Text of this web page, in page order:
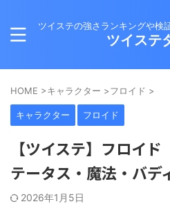
ツイステの強さランキングや検
ツイステ
HOME >キャラクター >フロイド >
キャラクター フロイド
【ツイステ】フロイ
テータス・魔法・バデ
2026年1月5日